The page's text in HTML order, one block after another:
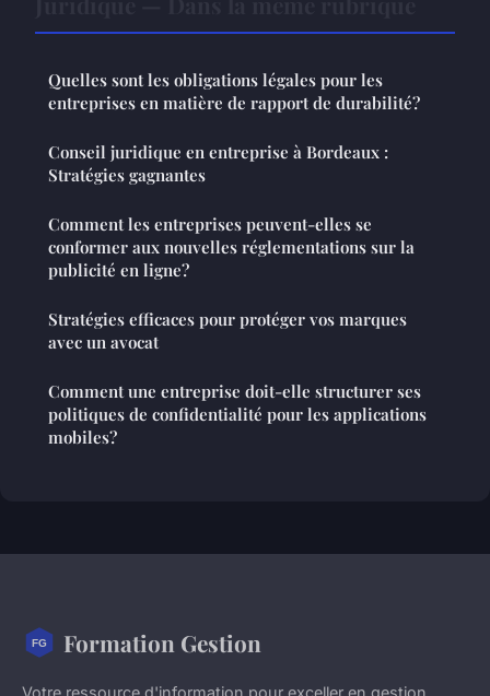
Quelles sont les obligations légales pour les
entreprises en matière de rapport de durabilité?
Conseil juridique en entreprise à Bordeaux :
Stratégies gagnantes
Comment les entreprises peuvent-elles se
conformer aux nouvelles réglementations sur la
publicité en ligne?
Stratégies efficaces pour protéger vos marques
avec un avocat
Comment une entreprise doit-elle structurer ses
politiques de confidentialité pour les applications
mobiles?
Formation Gestion
Votre ressource d'information pour exceller en gestion